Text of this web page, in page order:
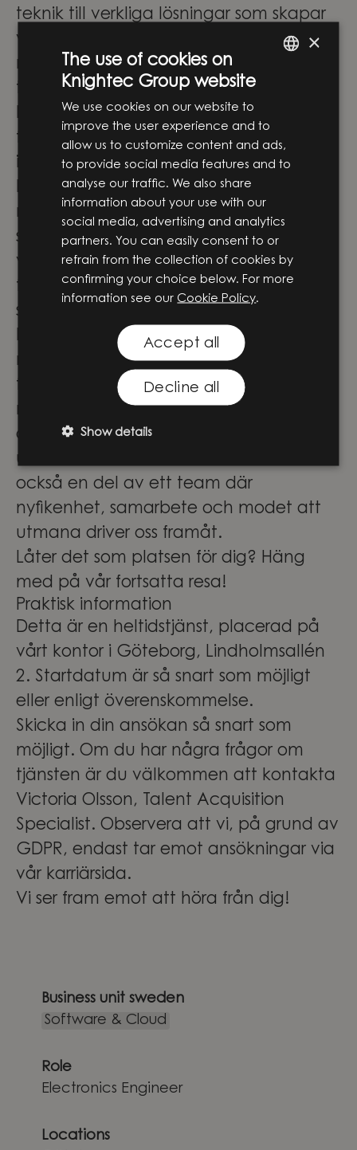
teknik till verkliga lösningar som skapar
värde. Vi arbetar i skärningspunkten
mellan affärsstrategi och
teknikutveckling och stöttar våra
kunder genom hela resan – från de
första idéerna till utveckling,
implementering och vidare utveckling.
På Knightec Group samlas människor
med olika perspektiv, erfarenheter och
specialistområden. Tillsammans skapar
vi innovation som gör verklig skillnad –
för företag, människor och samhället i
stort.
För våra medarbetare innebär det stora
möjligheter att vara med och forma
framtidens lösningar genom
meningsfulla projekt i teknikens
absoluta framkant. Här får du inte bara
utvecklas och växa i din roll – du blir
också en del av ett team där
nyfikenhet, samarbete och modet att
utmana driver oss framåt.
Låter det som platsen för dig? Häng
med på vår fortsatta resa!
Praktisk information
Detta är en heltidstjänst, placerad på
vårt kontor i Göteborg, Lindholmsallén
2. Startdatum är så snart som möjligt
eller enligt överenskommelse.
Skicka in din ansökan så snart som
möjligt. Om du har några frågor om
tjänsten är du välkommen att kontakta
Victoria Olsson, Talent Acquisition
Specialist. Observera att vi, på grund av
GDPR, endast tar emot ansökningar via
vår karriärsida.
Vi ser fram emot att höra från dig!
Business unit sweden
Software & Cloud
Role
Electronics Engineer
Locations
×
The use of cookies on
Knightec Group website
We use cookies on our website to
improve the user experience and to
allow us to customize content and ads,
to provide social media features and to
analyse our traffic. We also share
information about your use with our
social media, advertising and analytics
partners. You can easily consent to or
refrain from the collection of cookies by
confirming your choice below. For more
information see our Cookie Policy.
Accept all
Decline all
Show details